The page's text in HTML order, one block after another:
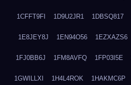
1CFFT9FI 1D9U2JR1 1DBSQ817
1E8JEY8J 1EN94O56 1EZXAZS6
1FJ0BB6J 1FM8AVFQ 1FP03I5E
1GWILLXI 1H4L4ROK 1HAKMC6P